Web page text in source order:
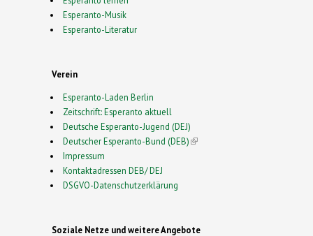
Esperanto-Musik
Esperanto-Literatur
Verein
Esperanto-Laden Berlin
Zeitschrift: Esperanto aktuell
Deutsche Esperanto-Jugend (DEJ)
Deutscher Esperanto-Bund (DEB)(link is external)
Impressum
Kontaktadressen DEB/ DEJ
DSGVO-Datenschutzerklärung
Soziale Netze und weitere Angebote